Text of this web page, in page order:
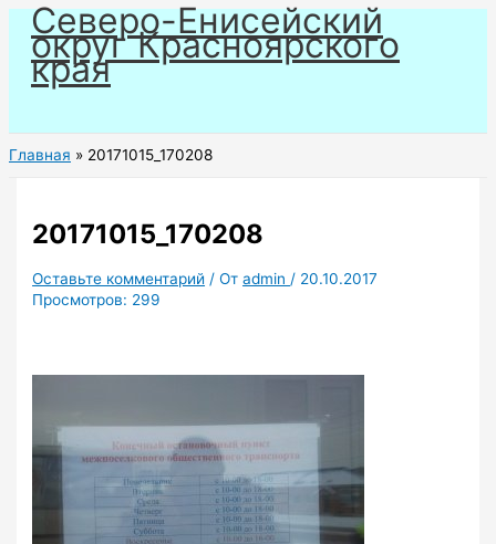
Перейти
содержимому
Северо-Енисейский
округ Красноярского
края
Главная 20171015_170208
20171015_170208
Оставьте комментарий / Отadmin / 20.10.2017
Просмотров: 299